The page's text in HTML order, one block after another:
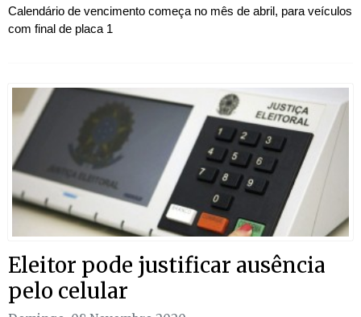
Calendário de vencimento começa no mês de abril, para veículos
com final de placa 1
Eleitor pode justificar ausência
pelo celular